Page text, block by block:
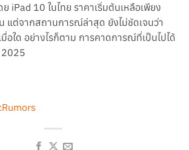
ย iPad 10 ในไทย ราคาเริ่มต้นเหลือเพียง
แต่จากสถานการณ์ล่าสุด ยังไม่ชัดเจนว่า
อใด อย่างไรก็ตาม การคาดการณ์ที่เป็นไปได้
2025